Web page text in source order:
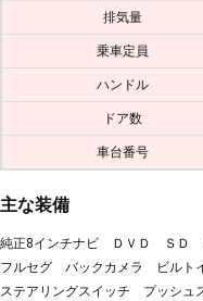
排気量
乗車定員
ハンドル
ドア数
車台番号
主な装備
純正8インチナビ ＤＶＤ ＳＤ
フルセグ バックカメラ ビルト
ステアリングスイッチ プッシ